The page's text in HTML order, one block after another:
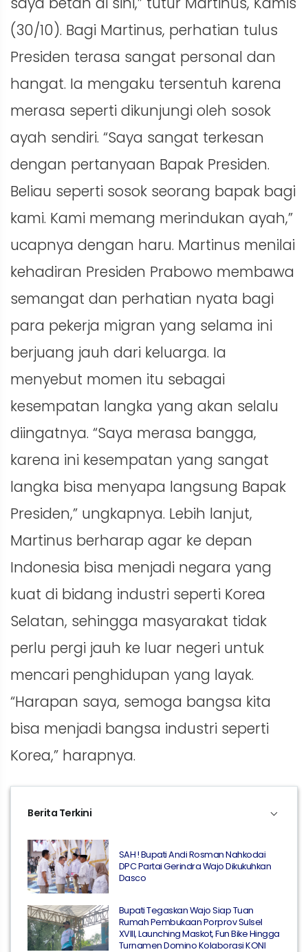
(30/10). Bagi Martinus, perhatian tulus
Presiden terasa sangat personal dan
hangat. Ia mengaku tersentuh karena
merasa seperti dikunjungi oleh sosok
ayah sendiri. “Saya sangat terkesan
dengan pertanyaan Bapak Presiden.
Beliau seperti sosok seorang bapak bagi
kami. Kami memang merindukan ayah,”
ucapnya dengan haru. Martinus menilai
kehadiran Presiden Prabowo membawa
semangat dan perhatian nyata bagi
para pekerja migran yang selama ini
berjuang jauh dari keluarga. Ia
menyebut momen itu sebagai
kesempatan langka yang akan selalu
diingatnya. “Saya merasa bangga,
karena ini kesempatan yang sangat
langka bisa menyapa langsung Bapak
Presiden,” ungkapnya. Lebih lanjut,
Martinus berharap agar ke depan
Indonesia bisa menjadi negara yang
kuat di bidang industri seperti Korea
Selatan, sehingga masyarakat tidak
perlu pergi jauh ke luar negeri untuk
mencari penghidupan yang layak.
“Harapan saya, semoga bangsa kita
bisa menjadi bangsa industri seperti
Korea,” harapnya.
Berita Terkini
SAH ! Bupati Andi Rosman Nahkodai
DPC Partai Gerindra Wajo Dikukuhkan
Dasco
Bupati Tegaskan Wajo Siap Tuan
Rumah Pembukaan Porprov Sulsel
XVIII, Launching Maskot, Fun Bike Hingga
Turnamen Domino Kolaborasi KONI